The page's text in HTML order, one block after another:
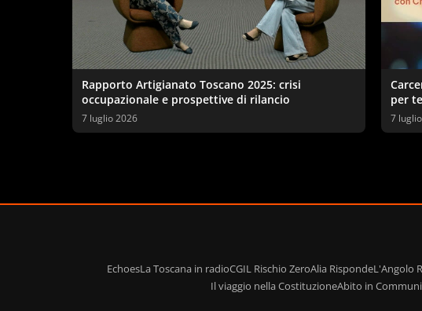
Rapporto Artigianato Toscano 2025: crisi
occupazionale e prospettive di rilancio
7 luglio 2026
per
7
EchoesLa Toscana in radioCGIL Rischio ZeroAlia RispondeL'Angolo
Il viaggio nella CostituzioneAbito in